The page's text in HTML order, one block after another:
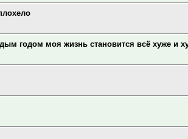
годом моя жизнь становится всё хуже и